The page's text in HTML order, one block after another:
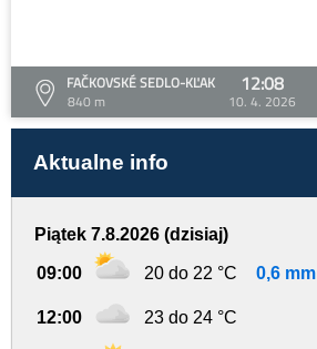
FAČKOVSKÉ SEDLO-KĽAK
840 m
12:08
10. 4. 2026
Aktualne info
Piątek 7.8.2026 (dzisiaj)
09:00 20 do 22 °C 0,6 mm
12:00 23 do 24 °C